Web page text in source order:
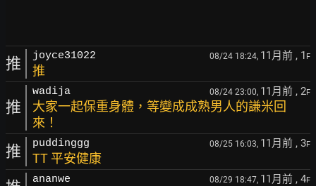
推 joyce31022 08/24 18:24, 11月前 , 1 F
推
推
wadija 08/24 23:00, 11月前 , 2F
大家一起保重身體，等變成成熟男人的謙米回
來！
推 puddinggg 08/25 16:03, 11月前 , 3F
TT 平安健康
ananwe 08/29 18:47, 11月前 , 4F